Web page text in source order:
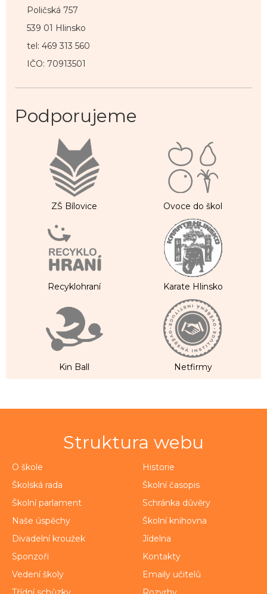
Poličská 757
539 01 Hlinsko
tel: 469 313 560
IČO: 70913501
Podporujeme
ZŠ Bílovice Ovoce do škol
Recyklohraní Karate Hlinsko
Kin Ball Netfirmy
Struktura webu
O škole
Historie
Školská rada
Školní časopis
Školní parlament
Schránka důvěry
Naše úspěchy
Školní knihovna
Divadelní kroužek
Jídelna
Sponzoři
Kontakty
Vedení školy
Emaily učitelů
Třídní schůzky
Rozvrhy